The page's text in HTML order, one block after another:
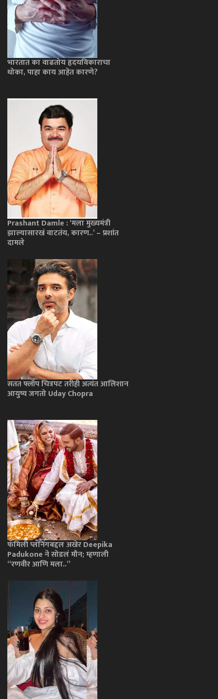
भारतात का वाढतोय हृदयविकाराचा
धोका, पाहा काय आहेत कारणे?
Prashant Damle : ‘मला मुख्यमंत्री
झाल्यासारखं वाटतंय, कारण..’ – प्रशांत
दामले
सतत फ्लॉप चित्रपट तरीही अत्यंत आलिशान
आयुष्य जगतो Uday Chopra
फॅमिली प्लॅनिंगबद्दल अखेर Deepika
Padukone ने सोडलं मौन; म्हणाली
“रणवीर आणि मला..”